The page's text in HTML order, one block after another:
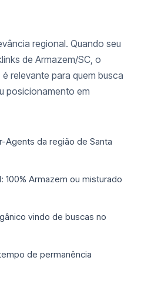
regional. Quando seu
de Armazem/SC, o
relevante para quem busca
posicionamento em
Agents da região de Santa
100% Armazem ou misturado
vindo de buscas no
de permanência